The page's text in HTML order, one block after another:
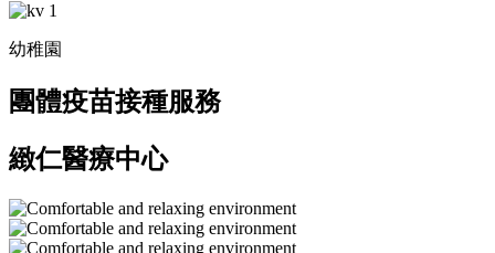
幼稚園
團體疫苗接種服務
緻仁醫療中心